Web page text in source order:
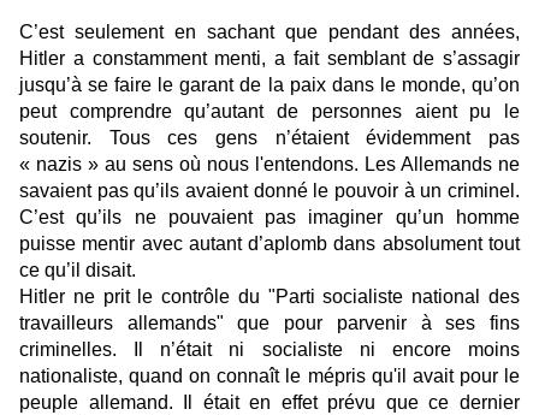
C’est seulement en sachant que pendant des années,
Hitler a constamment menti, a fait semblant de s’assagir
jusqu’à se faire le garant de la paix dans le monde, qu’on
peut comprendre qu’autant de personnes aient pu le
soutenir. Tous ces gens n’étaient évidemment pas
« nazis » au sens où nous l'entendons. Les Allemands ne
savaient pas qu’ils avaient donné le pouvoir à un criminel.
C’est qu’ils ne pouvaient pas imaginer qu’un homme
puisse mentir avec autant d’aplomb dans absolument tout
ce qu’il disait.
Hitler ne prit le contrôle du "Parti socialiste national des
travailleurs allemands" que pour parvenir à ses fins
criminelles. Il n’était ni socialiste ni encore moins
nationaliste, quand on connaît le mépris qu'il avait pour le
peuple allemand. Il était en effet prévu que ce dernier